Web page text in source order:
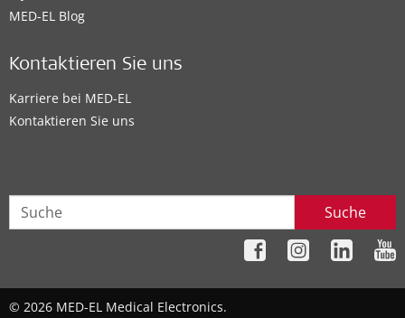
MED-EL Blog
Kontaktieren Sie uns
Karriere bei MED-EL
Kontaktieren Sie uns
Suche
© 2026 MED-EL Medical Electronics.